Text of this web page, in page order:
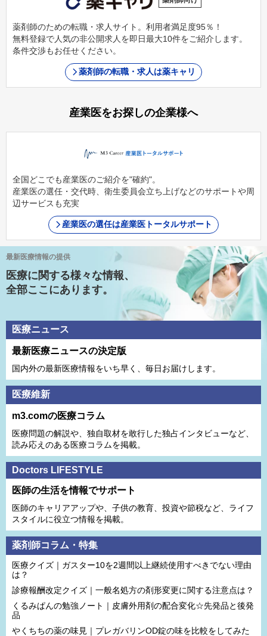
薬剤師のための転職・求人サイト。利用者満足度95％！
無料登録で人気の非公開求人を即日最大10件をご紹介します。
条件交渉もお任せください。
薬剤師の転職・求人は薬キャリ
産業医をお探しの企業様へ
全国どこでも産業医のご紹介を"確約"。
産業医の選任・交代時、衛生委員会立ち上げなどのサポートや周
辺サービスも充実
産業医の選任は産業医トータルサポート
最新医療情報の提供
医療に関する様々な情報、
全部ここにあります。
医療ニュース
最新医療ニュースの決定版
国内外の最新医療情報をいち早く、毎日お届けします。
医療維新
m3.comの医療コラム
医療問題の解説や、独⾃取材を敢⾏した独占インタビューなど、
読み応えのある医療コラムを掲載。
Doctors LIFESTYLE
医師の生活を情報でサポート
医師のキャリアアップや、子供の教育、投資や節税など、ライフ
スタイルに役立つ情報を掲載。
薬剤師コラム・特集
医療クイズ｜ガスター10を2週間以上継続使用すべきでない理由
は？
診療報酬改定クイズ｜一般名処方の剤形変更に関する注意点は？
くるみぱんの勉強ノート｜皮膚外用剤の配合変化☆先発品と後発
品
やくちちの薬の味見｜プレガバリンOD錠の味を比較をしてみた